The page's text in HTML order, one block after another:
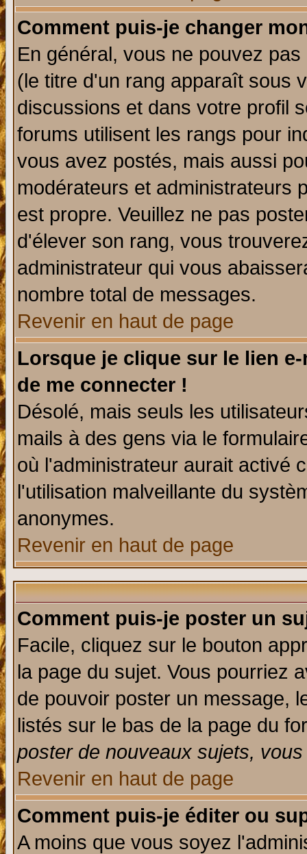
Comment puis-je changer
En général, vous ne pouvez
(le titre d'un rang apparaît sous
discussions et dans votre profil
forums utilisent les rangs pour
vous avez postés, mais aussi
modérateurs et administrateurs
est propre. Veuillez ne pas
d'élever son rang, vous
administrateur qui vous
nombre total de messages.
Revenir en haut de page
Lorsque je clique sur le lien
de me connecter !
Désolé, mais seuls les
mails à des gens via le
où l'administrateur aurait activé
l'utilisation malveillante du
anonymes.
Revenir en haut de page
Comment puis-je poster un
Facile, cliquez sur le bouton
la page du sujet. Vous pourriez
de pouvoir poster un message,
listés sur le bas de la page du
poster de nouveaux sujets,
Revenir en haut de page
Comment puis-je éditer ou
A moins que vous soyez